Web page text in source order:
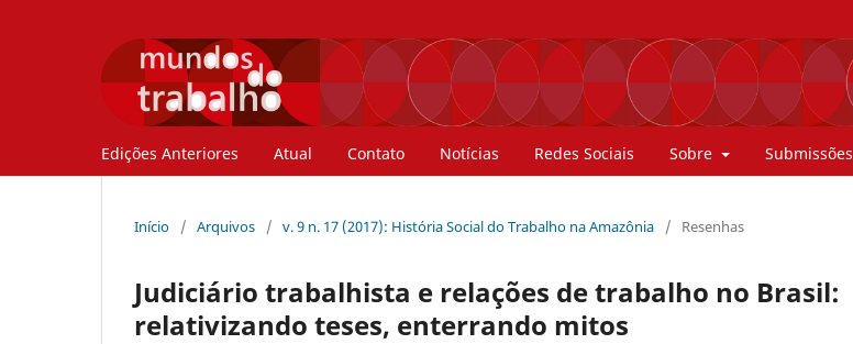
Edições Anteriores Atual Contato Notícias Redes Sociais Sobre Submissões
Início / Arquivos / v. 9 n. 17 (2017): História Social do Trabalho na Amazônia / Resenhas
Judiciário trabalhista e relações de trabalho no Brasil:
relativizando teses, enterrando mitos